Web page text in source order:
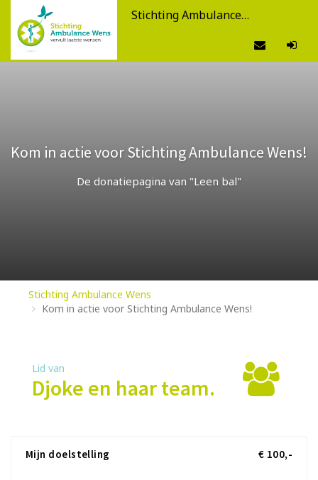
Stichting Ambulance Wens
Kom in actie voor Stichting Ambulance Wens!
De donatiepagina van "Leen bal"
Stichting Ambulance Wens
Kom in actie voor Stichting Ambulance Wens!
Lid van
Djoke en haar team.
Mijn doelstelling € 100,-